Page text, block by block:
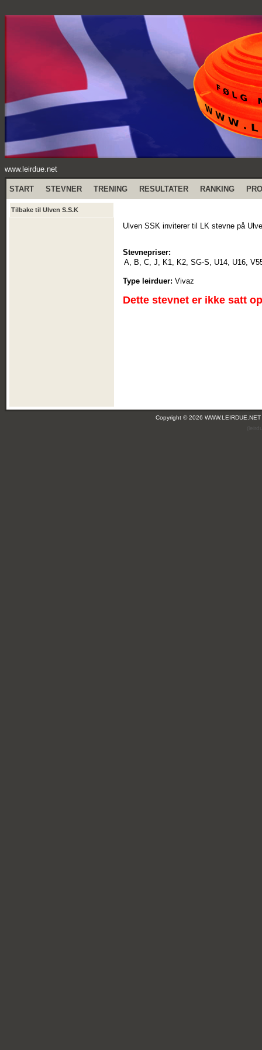
www.leirdue.net
START STEVNER TRENING RESULTATER RANKING
Tilbake til Ulven S.S.K
Ulven SSK inviterer til LK stevne på
Stevnepriser:
A, B, C, J, K1, K2, SG-S, U14, U16,
Type leirduer: Vivaz
Dette stevnet er ikke satt
Copyright © 2026